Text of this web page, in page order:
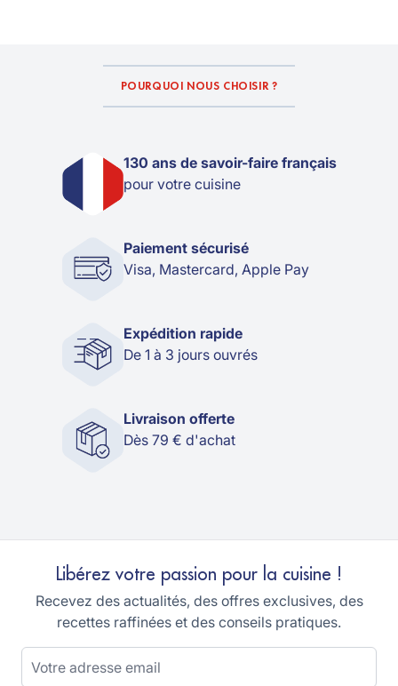
POURQUOI NOUS CHOISIR ?
130 ans de savoir-faire français
pour votre cuisine
Paiement sécurisé
Visa, Mastercard, Apple Pay
Expédition rapide
De 1 à 3 jours ouvrés
Livraison offerte
Dès 79 € d'achat
Libérez votre passion pour la cuisine !
Recevez des actualités, des offres exclusives, des
recettes raffinées et des conseils pratiques.
Adresse email